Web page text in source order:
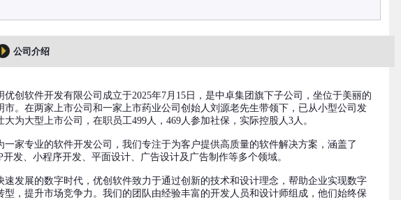
公司介绍
优创软件开发有限公司成立于2025年7月15日，是中卓集团旗下子公司，坐位于美丽的
市。在两家上市公司和一家上市药业公司创始人刘源老先生带领下，已从小型公司发
大为大型上市公司，在职员工499人，469人参加社保，实际控股人3人。
一家专业的软件开发公司，我们专注于为客户提供高质量的软件解决方案，涵盖了
开发、小程序开发、平面设计、广告设计及广告制作等多个领域。
速发展的数字时代，优创软件致力于通过创新的技术和设计理念，帮助企业实现数字
型，提升市场竞争力。我们的团队由经验丰富的开发人员和设计师组成，他们始终保